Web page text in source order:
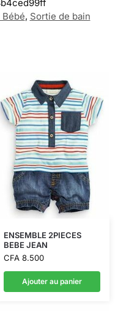
Bébé, Sortie de bain
ENSEMBLE 2PIECES
BEBE JEAN
CFA8.500
Ajouter au panier